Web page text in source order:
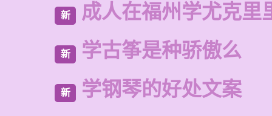
新 成人在福州学尤克里
新 学古筝是种骄傲么
新 学钢琴的好处文案